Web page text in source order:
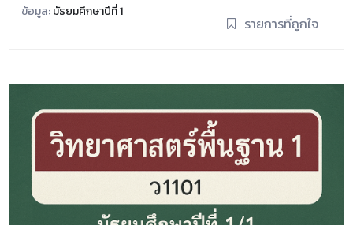
ข้อมูล:มัธยมศึกษาปีที่ 1
รายการที่ถูกใจ